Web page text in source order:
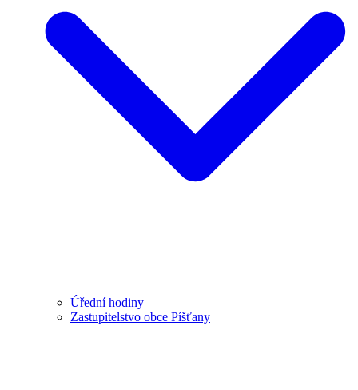
Úřední hodiny
Zastupitelstvo obce Píšťany